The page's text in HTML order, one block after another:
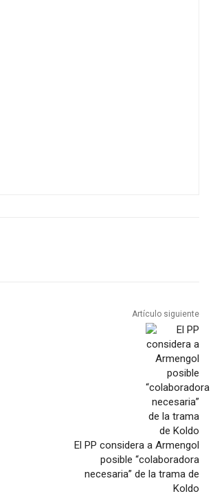
Artículo siguiente
El PP considera a Armengol
posible “colaboradora
necesaria” de la trama de
Koldo